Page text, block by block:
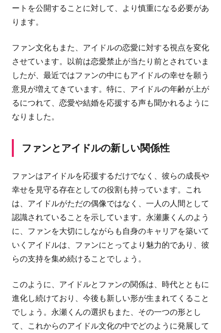
ートを公開することに対して、より慎重になる必要があ
ります。
ファン文化もまた、アイドルの恋愛に対する視点を変化
させています。以前は恋愛禁止が当たり前とされていま
したが、最近ではファンの中にもアイドルの幸せを願う
意見が増えてきています。特に、アイドルの年齢が上が
るにつれて、恋愛や結婚を応援する声も聞かれるように
なりました。
ファンとアイドルの新しい関係性
ファンはアイドルを応援するだけでなく、彼らの成長や
幸せを見守る存在としての役割も持っています。これ
は、アイドルがただの偶像ではなく、一人の人間として
認識されていることを示しています。永瀬廉くんのよう
に、ファンを大切にしながらも自身のキャリアを築いて
いくアイドルは、ファンにとってより魅力的であり、彼
らの支持を集め続けることでしょう。
このように、アイドルとファンの関係は、時代とともに
進化し続けており、今後も新しい形が生まれてくること
でしょう。永瀬くんの選択もまた、その一つの形とし
て、これからのアイドル文化の中でどのように発展して